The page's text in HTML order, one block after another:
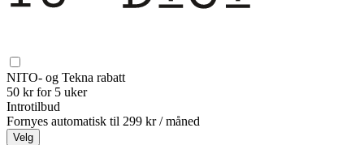
NITO- og Tekna rabatt
50 kr for 5 uker
Introtilbud
Fornyes automatisk til 299 kr / måned
Velg